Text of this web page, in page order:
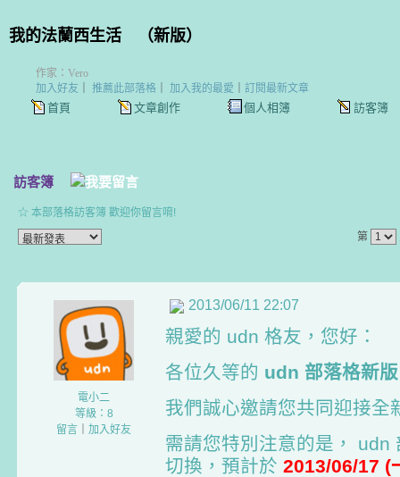
我的法蘭西生活 （新版）
首頁 文章創作 個人相簿 訪客簿
加入好友 推薦此部落格 加入我的最愛 訂閱最新文章
作家：Vero
訪客簿
☆ 本部落格訪客簿 歡迎你留言唷!
第
電小二
等級：8
留言
加入好友
2013/06/11 22:07
親愛的 udn 格友，您好：
各位久等的 udn 部落格新版
我們誠心邀請您共同迎接全
需請您特別注意的是， udn
切換，預計於 2013/06/17 (